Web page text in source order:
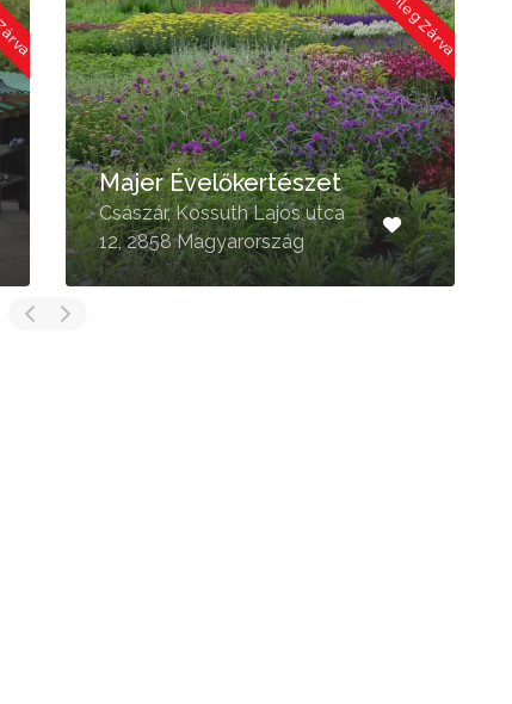
Virágsziget
Bajót, 2533 Magyarország